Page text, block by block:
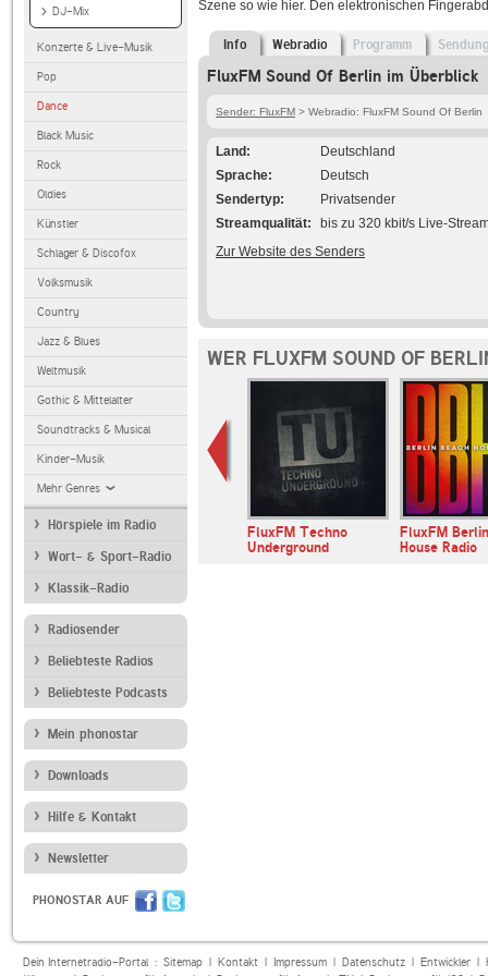
DJ-Mix
Konzerte & Live-Musik
Pop
Dance
Black Music
Rock
Oldies
Künstler
Schlager & Discofox
Volksmusik
Country
Jazz & Blues
Weltmusik
Gothic & Mittelalter
Soundtracks & Musical
Kinder-Musik
Mehr Genres
Hörspiele im Radio
Wort- & Sport-Radio
Klassik-Radio
Radiosender
Beliebteste Radios
Beliebteste Podcasts
Mein phonostar
Downloads
Hilfe & Kontakt
Newsletter
PHONOSTAR AUF
Szene so wie hier. Den elektronischen
Info Webradio Programm
FluxFM Sound Of Berlin im Überblick
Sender: FluxFM > Webradio: FluxFM Sound Of Berlin
Land
Deutschland
Sprache
Deutsch
Sendertyp
Privatsender
Streamqualität
bis zu 320 kbit/s Live-
Zur Website des Senders
WER FLUXFM SOUND OF
Minimal Mix Radio
FluxFM Techno
Underground
FluxFM
House Radio
Dein Internetradio-Portal : Sitemap| Kontakt| Impressum| Datenschutz| Entwickler|